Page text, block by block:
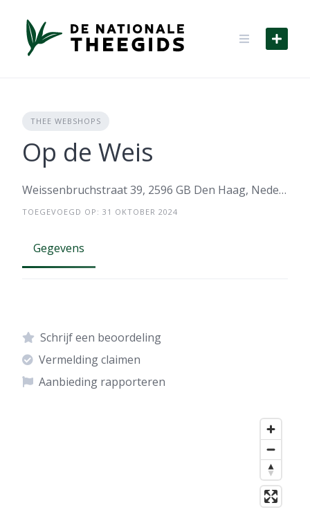
content
THEE WEBSHOPS
Op de Weis
Weissenbruchstraat 39, 2596 GB Den Haag, Nederland
TOEGEVOEGD OP: 31 OKTOBER 2024
Gegevens
Schrijf een beoordeling
Vermelding claimen
Aanbieding rapporteren